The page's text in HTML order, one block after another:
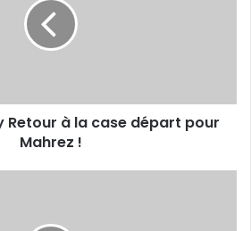
Retour à la case départ pour
Mahrez !